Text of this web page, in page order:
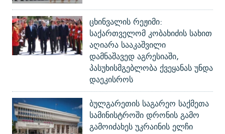
ცხინვალის რეჟიმი:
საქართველომ კობახიძის სახით
აღიარა სააკაშვილი
დამნაშავედ აგრესიაში,
პასუხისმგებლობა ქვეყანას უნდა
დაეკისროს
ბულგარეთის საგარეო საქმეთა
სამინისტროში დრონის გამო
გამოიძახეს უკრაინის ელჩი